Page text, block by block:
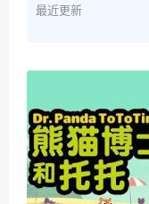
最近更新